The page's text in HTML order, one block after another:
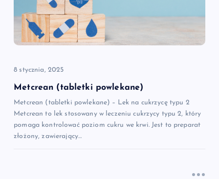
w
s
u
8 stycznia, 2025
Metcrean (tabletki powlekane)
Metcrean (tabletki powlekane) – Lek na cukrzycę typu 2
Metcrean to lek stosowany w leczeniu cukrzycy typu 2, który
pomaga kontrolować poziom cukru we krwi. Jest to preparat
złożony, zawierający…